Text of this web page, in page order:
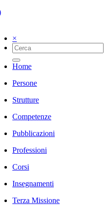
×
Home
Persone
Strutture
Competenze
Pubblicazioni
Professioni
Corsi
Insegnamenti
Terza Missione